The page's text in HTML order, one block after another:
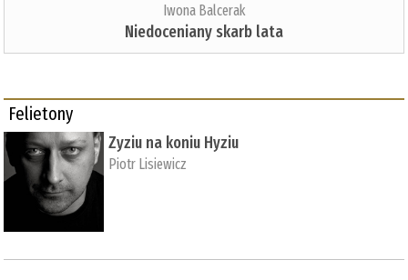
Iwona Balcerak
Niedoceniany skarb lata
Felietony
Zyziu na koniu Hyziu
Piotr Lisiewicz